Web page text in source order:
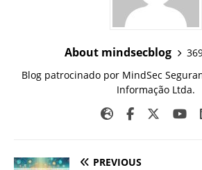
About mindsecblog
Blog patrocinado por MindSec
Informação Ltda.
PREVIOUS